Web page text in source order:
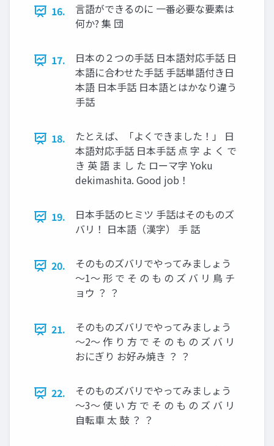
16.
言語ができるのに 一番必要な要素は
何か? 集 団
17.
日本の２つの手話 日本語対応手話 日
本語に合わせた手話 手話単語付き日
本語 日本手話 日本語とはかなり違う
手話
18.
たとえば、「よくできました！」 日
本語対応手話 日本手話 点 字 よ く で
き 英 語 ま し た ローマ字 Yoku
dekimashita. Good job！
19.
日本手話のヒミツ 手話はそのものズ
バリ！ 日本語（漢字） 手 話
20.
そのものズバリでやってみましょう
～1～ 形 で そ の も の ズ バ リ 鳥 チ
ョウ ？ ？
21.
そのものズバリでやってみましょう
～2～ 作 り 方 で そ の も の ズ バ リ
おにぎり お好み焼き ？ ？
22.
そのものズバリでやってみましょう
～3～ 使 い 方 で そ の も の ズ バ リ
自転車 太 鼓 ？ ？